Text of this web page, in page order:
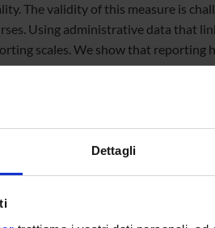
Dettagli
The validity of this measure is
Using administrative data that
scales. We show that reporting
that student sorting can severely
Alessandro
esterno